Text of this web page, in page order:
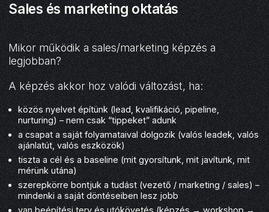
Sales és marketing oktatás
Mikor működik a sales/marketing képzés a
legjobban?
A képzés akkor hoz valódi változást, ha:
közös nyelvet építünk (lead, kvalifikáció, pipeline,
nurturing) – nem csak “tippeket” adunk
a csapat a saját folyamataival dolgozik (valós leadek, valós
ajánlatút, valós eszközök)
tiszta a cél és a baseline (mit gyorsítunk, mit javítunk, mit
mérünk utána)
szerepkörre bontjuk a tudást (vezető / marketing / sales) –
mindenki a saját döntéseiben lesz jobb
van beépítési terv és utókövetés (képzés → workshop →